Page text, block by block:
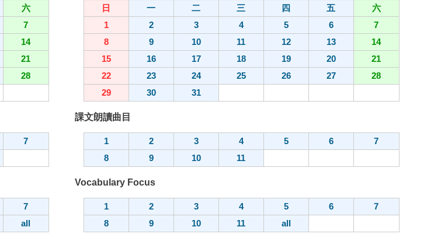
六
7
14
21
28
7
7
all
日 一 二 三 四 五
六
1
2 3 4 5 6
7
8
9 10 11 12 13
14
15
16 17 18 19 20
21
22
23 24 25 26 27
28
29
30 31
課文朗讀曲目
1 2 3 4 5 6
7
8
9 10 11
Vocabulary Focus
1 2 3 4 5 6
7
8
9 10 11 all